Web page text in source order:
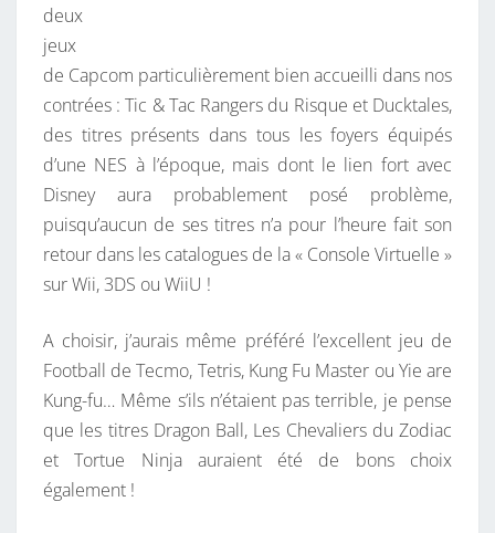
deux
jeux
de Capcom particulièrement bien accueilli dans nos
contrées : Tic & Tac Rangers du Risque et Ducktales,
des titres présents dans tous les foyers équipés
d’une NES à l’époque, mais dont le lien fort avec
Disney aura probablement posé problème,
puisqu’aucun de ses titres n’a pour l’heure fait son
retour dans les catalogues de la « Console Virtuelle »
sur Wii, 3DS ou WiiU !
A choisir, j’aurais même préféré l’excellent jeu de
Football de Tecmo, Tetris, Kung Fu Master ou Yie are
Kung-fu… Même s’ils n’étaient pas terrible, je pense
que les titres Dragon Ball, Les Chevaliers du Zodiac
et Tortue Ninja auraient été de bons choix
également !